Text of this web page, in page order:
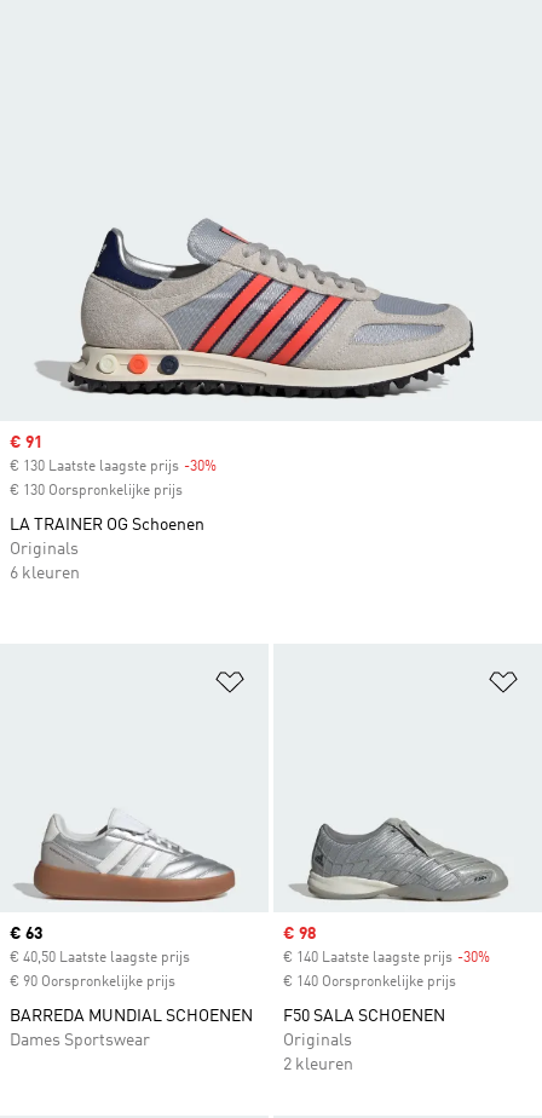
Current price
€ 63
€ 40,50 Laatste laagste prijs
€ 90 Oorspronkelijke prijs
BARREDA MUNDIAL SCHOENEN
Dames Sportswear
Sale price
€ 98
€ 140 Laatste laagste prijs -30%
€ 140 Oorspronkelijke prijs
F50 SALA SCHOENEN
Originals
2 kleuren
Sale price
€ 91
€ 130 Laatste laagste prijs -30%
€ 130 Oorspronkelijke prijs
LA TRAINER OG Schoenen
Originals
6 kleuren